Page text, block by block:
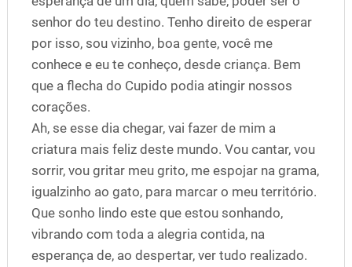
senhor do teu destino. Tenho direito de esperar
por isso, sou vizinho, boa gente, você me
conhece e eu te conheço, desde criança. Bem
que a flecha do Cupido podia atingir nossos
corações.
Ah, se esse dia chegar, vai fazer de mim a
criatura mais feliz deste mundo. Vou cantar, vou
sorrir, vou gritar meu grito, me espojar na grama,
igualzinho ao gato, para marcar o meu território.
Que sonho lindo este que estou sonhando,
vibrando com toda a alegria contida, na
esperança de, ao despertar, ver tudo realizado.